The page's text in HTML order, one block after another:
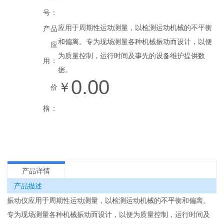
号：
产品
应
用：
应用于周期性运动测量，以检测运动机械的不平衡
和偏离。专为现场测量各种机械振动而设计，以便
为质量控制，运行时间及事先的设备维护提供数
据。
价
格：
￥ 0.00
产品详情
产品描述
振动仪应用于周期性运动测量，以检测运动机械的不平衡和偏离。
专为现场测量各种机械振动而设计，以便为质量控制，运行时间及